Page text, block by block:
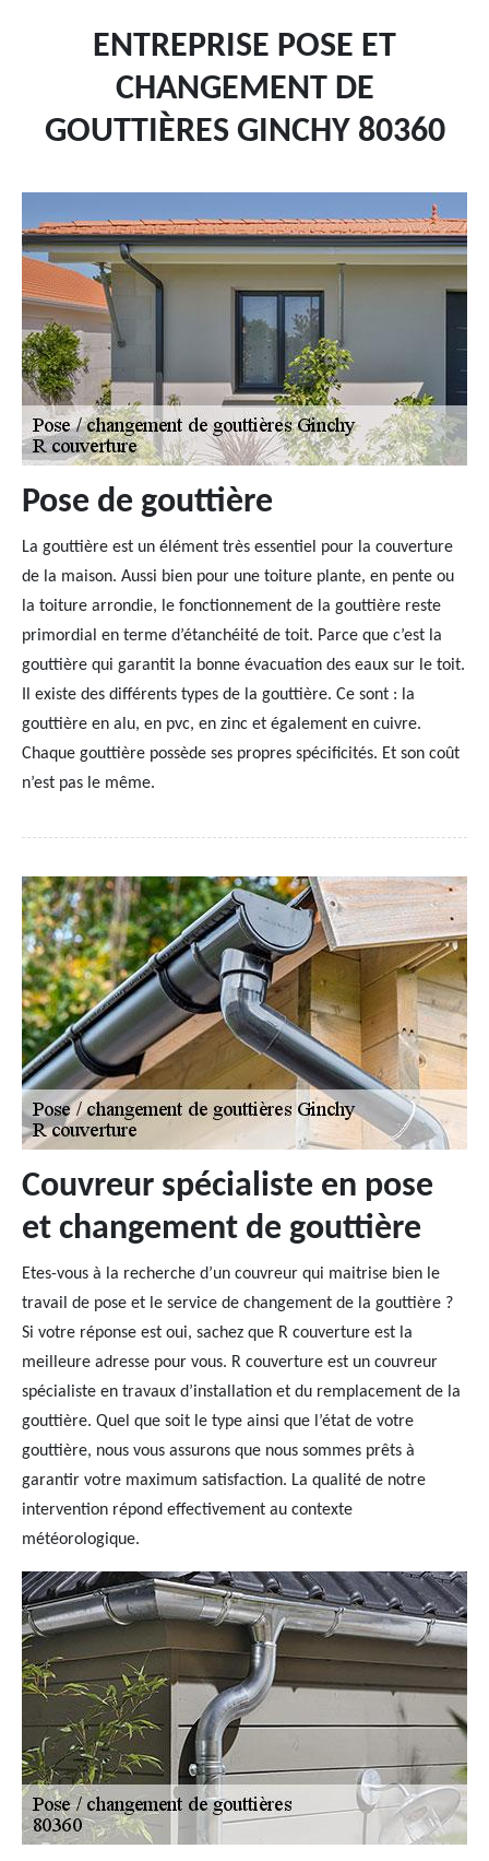
ENTREPRISE POSE ET
CHANGEMENT DE
GOUTTIÈRES GINCHY 80360
Pose de gouttière
La gouttière est un élément très essentiel pour la couverture
de la maison. Aussi bien pour une toiture plante, en pente ou
la toiture arrondie, le fonctionnement de la gouttière reste
primordial en terme d’étanchéité de toit. Parce que c’est la
gouttière qui garantit la bonne évacuation des eaux sur le toit.
Il existe des différents types de la gouttière. Ce sont : la
gouttière en alu, en pvc, en zinc et également en cuivre.
Chaque gouttière possède ses propres spécificités. Et son coût
n’est pas le même.
Couvreur spécialiste en pose
et changement de gouttière
Etes-vous à la recherche d’un couvreur qui maitrise bien le
travail de pose et le service de changement de la gouttière ?
Si votre réponse est oui, sachez que R couverture est la
meilleure adresse pour vous. R couverture est un couvreur
spécialiste en travaux d’installation et du remplacement de la
gouttière. Quel que soit le type ainsi que l’état de votre
gouttière, nous vous assurons que nous sommes prêts à
garantir votre maximum satisfaction. La qualité de notre
intervention répond effectivement au contexte
météorologique.